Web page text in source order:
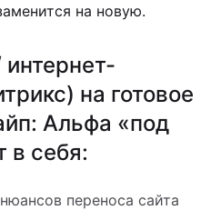
на новую.
на готовое
Альфа «под
в себя:
переноса сайта